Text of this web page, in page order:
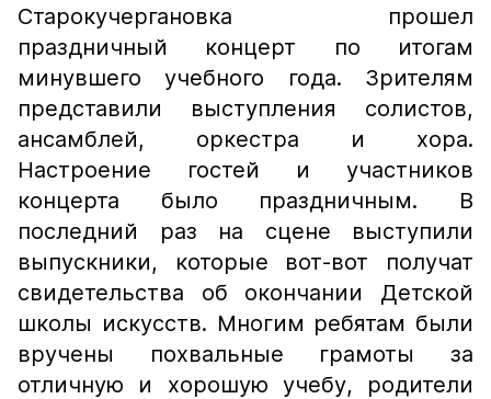
Старокучергановка прошел
праздничный концерт по итогам
минувшего учебного года. Зрителям
представили выступления солистов,
ансамблей, оркестра и хора.
Настроение гостей и участников
концерта было праздничным. В
последний раз на сцене выступили
выпускники, которые вот-вот получат
свидетельства об окончании Детской
школы искусств. Многим ребятам были
вручены похвальные грамоты за
отличную и хорошую учебу, родители